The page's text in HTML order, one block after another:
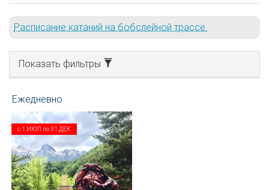
Расписание катаний на бобслейной трассе.
Показать фильтры
с 1 ИЮЛ по31 ДЕК